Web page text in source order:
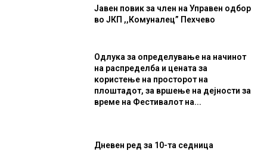
Јавен повик за член на Управен одбор
во ЈКП ,,Комуналец” Пехчево
Одлука за определување на начинот
на распределба и цената за
користење на просторот на
плоштадот, за вршење на дејности за
време на Фестивалот на...
Дневен ред за 10-та седница